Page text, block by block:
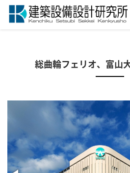
総曲輪フェリオ、富山